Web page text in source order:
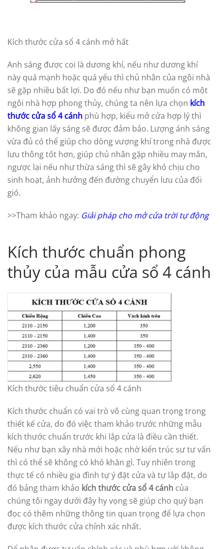
Kích thước cửa sổ 4 cánh mở hất
Anh sáng được coi là dương khí, nếu như dương khí
này quá mạnh hoặc quá yếu thì chủ nhân của ngôi nhà
sẽ gặp nhiều bất lợi. Do đó nếu như bạn muốn có một
ngôi nhà hợp phong thủy, chúng ta nên lựa chọn kích
thước cửa sổ 4 cánh phù hợp, kiểu mở cửa hợp lý thì
không gian lấy sáng sẽ được đảm bảo. Lượng ánh sáng
vừa đủ có thể giúp cho dòng vượng khí trong nhà được
lưu thông tốt hơn, giúp chủ nhân gặp nhiều may mắn,
ngược lại nếu như thừa sáng thì sẽ gây khó chịu cho
sinh hoạt, ảnh hưởng đến đường chuyển lưu của đối
gió.
>>Tham khảo ngay: Giải pháp cho mở cửa trời tự động
Kích thước chuẩn phong
thủy của mẫu cửa sổ 4 cánh
Kích thước tiêu chuẩn cửa sổ 4 cánh
Kích thước chuẩn có vai trò vô cùng quan trọng trong
thiết kế cửa, do đó việc tham khảo trước những mẫu
kích thước chuẩn trước khi lắp cửa là điều cần thiết.
Nếu như bạn xây nhà mới hoặc nhờ kiến trúc sư tư vấn
thì có thể sẽ không có khó khăn gì. Tuy nhiên trong
thực tế có nhiều gia đình tự ý đặt cửa và tự lắp đặt, do
đó bảng tham khảo kích thước cửa sổ 4 cánh của
chúng tôi ngay dưới đây hy vọng sẽ giúp cho quý bạn
đọc có thêm những thông tin quan trọng để lựa chọn
được kích thước cửa chính xác nhất.